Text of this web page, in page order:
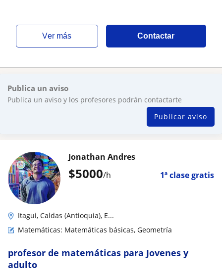
ver más Contactar
Publica un aviso
Publica un aviso y los profesores podrán contactarte
Publicar aviso
$5000/h 1ª clase gratis
Jonathan Andres
Itagui, Caldas (Antioquia), E...
Matemáticas: Matemáticas básicas, Geometría
profesor de matemáticas para Jovenes y
adulto